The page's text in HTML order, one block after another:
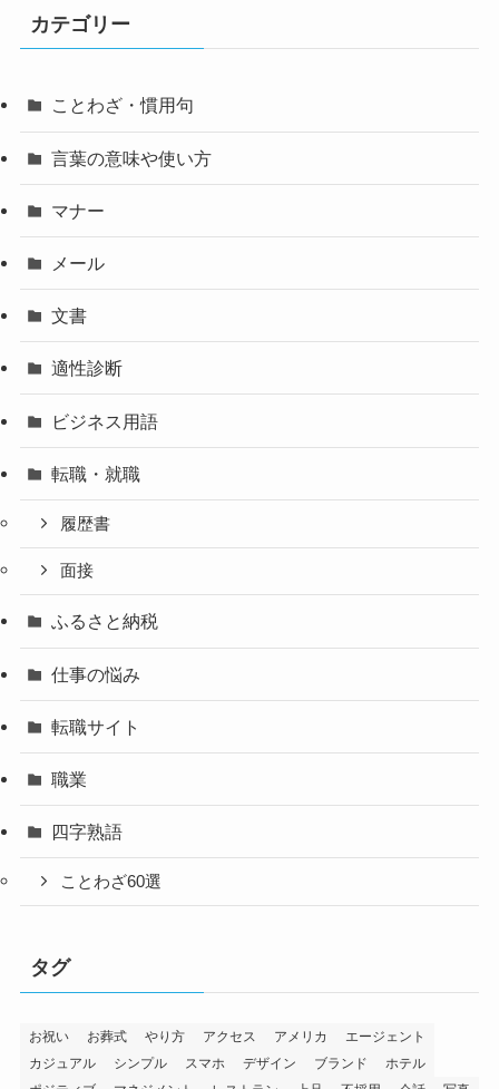
カテゴリー
ことわざ・慣用句
言葉の意味や使い方
マナー
メール
文書
適性診断
ビジネス用語
転職・就職
履歴書
面接
ふるさと納税
仕事の悩み
転職サイト
職業
四字熟語
ことわざ60選
タグ
お祝い お葬式 やり方 アクセス アメリカ
エージェント
カジュアル
シンプル スマホ デザイン ブランド
ホテル